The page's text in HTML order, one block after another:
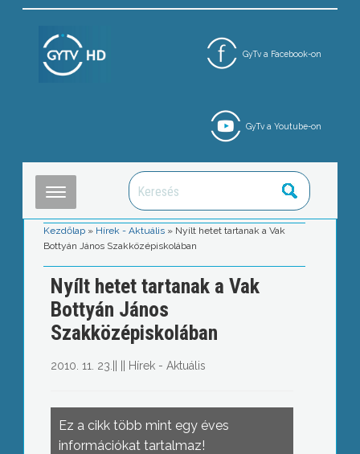
GyTv a Facebook-on
GyTv a Youtube-on
Kezdőlap » Hírek - Aktuális » Nyílt hetet tartanak a Vak
Bottyán János Szakközépiskolában
Nyílt hetet tartanak a Vak
Bottyán János
Szakközépiskolában
2010. 11. 23. Hírek - Aktuális
Ez a cikk több mint egy éves
információkat tartalmaz!